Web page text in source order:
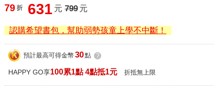
79 折 631 元 799 元
認購希望書包，幫助弱勢孩童上學不中斷！
預計最高可得金幣 30點 ?
HAPPY GO享100累1點 4點抵1元 折抵無上限